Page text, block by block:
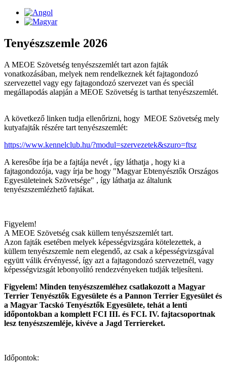
Tenyészszemle 2026
A MEOE Szövetség tenyészszemlét tart azon fajták
vonatkozásában, melyek nem rendelkeznek két fajtagondozó
szervezettel vagy egy fajtagondozó szervezet van és speciál
megállapodás alapján a MEOE Szövetség is tarthat tenyészszemlét.
A következő linken tudja ellenőrizni, hogy MEOE Szövetség mely
kutyafajták részére tart tenyészszemlét:
https://www.kennelclub.hu/?modul=szervezetek&szuro=ftsz
A keresőbe írja be a fajtája nevét , így láthatja , hogy ki a
fajtagondozója, vagy írja be hogy "Magyar Ebtenyésztők Országos
Egyesületeinek Szövetsége" , így láthatja az általunk
tenyészszemlézhető fajtákat.
Figyelem!
A MEOE Szövetség csak küllem tenyészszemlét tart.
Azon fajták esetében melyek képességvizsgára kötelezettek, a
küllem tenyészszemle nem elegendő, az csak a képességvizsgával
együtt válik érvényessé, így azt a fajtagondozó szervezetnél, vagy
képességvizsgát lebonyolító rendezvényeken tudják teljesíteni.
Figyelem! Minden tenyészszemléhez csatlakozott a Magyar
Terrier Tenyésztők Egyesülete és a Pannon Terrier Egyesület és
a Magyar Tacskó Tenyésztők Egyesülete, tehát a lenti
időpontokban a komplett FCI III. és FCI. IV. fajtacsoportnak
lesz tenyészszemléje, kivéve a Jagd Terriereket.
Időpontok: